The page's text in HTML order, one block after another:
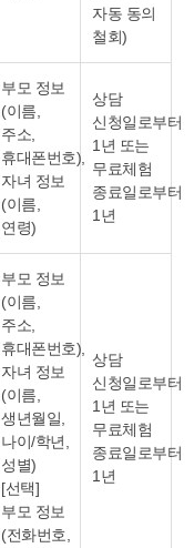
자동 동의
철회)
부모 정보
(이름,
주소,
휴대폰번호),
자녀 정보
(이름,
연령)
상담
신청일로부터
1년 또는
무료체험
종료일로부터
1년
부모 정보
(이름,
주소,
휴대폰번호),
자녀 정보
(이름,
생년월일,
나이/학년,
성별)
[선택]
부모 정보
(전화번호,
상담
신청일로부터
1년 또는
무료체험
종료일로부터
1년